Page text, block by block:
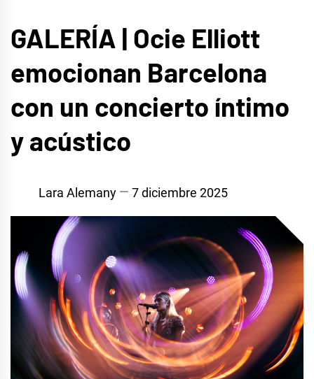
GALERÍA | Ocie Elliott
emocionan Barcelona
con un concierto íntimo
y acústico
Lara Alemany 7 diciembre 2025